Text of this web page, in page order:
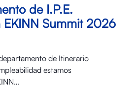
de I.P.E.
Summit 2026
de Itinerario
estamos